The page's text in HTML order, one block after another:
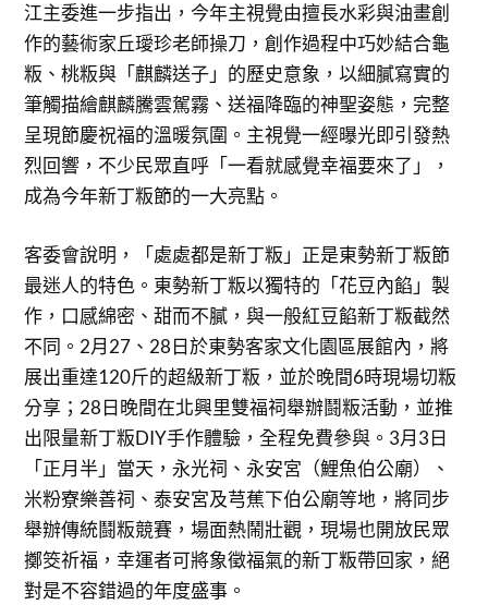
江主委進一步指出，今年主視覺由擅長水彩與油畫創
作的藝術家丘璦珍老師操刀，創作過程中巧妙結合龜
粄、桃粄與「麒麟送子」的歷史意象，以細膩寫實的
筆觸描繪麒麟騰雲駕霧、送福降臨的神聖姿態，完整
呈現節慶祝福的溫暖氛圍。主視覺一經曝光即引發熱
烈回響，不少民眾直呼「一看就感覺幸福要來了」，
成為今年新丁粄節的一大亮點。
客委會說明，「處處都是新丁粄」正是東勢新丁粄節
最迷人的特色。東勢新丁粄以獨特的「花豆內餡」製
作，口感綿密、甜而不膩，與一般紅豆餡新丁粄截然
不同。2月27、28日於東勢客家文化園區展館內，將
展出重達120斤的超級新丁粄，並於晚間6時現場切粄
分享；28日晚間在北興里雙福祠舉辦鬪粄活動，並推
出限量新丁粄DIY手作體驗，全程免費參與。3月3日
「正月半」當天，永光祠、永安宮（鯉魚伯公廟）、
米粉寮樂善祠、泰安宮及芎蕉下伯公廟等地，將同步
舉辦傳統鬪粄競賽，場面熱鬧壯觀，現場也開放民眾
擲筊祈福，幸運者可將象徵福氣的新丁粄帶回家，絕
對是不容錯過的年度盛事。